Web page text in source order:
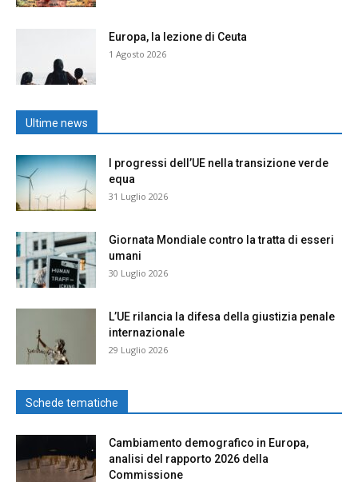
Europa, la lezione di Ceuta
1 Agosto 2026
Ultime news
I progressi dell’UE nella transizione verde
equa
31 Luglio 2026
Giornata Mondiale contro la tratta di esseri
umani
30 Luglio 2026
L’UE rilancia la difesa della giustizia penale
internazionale
29 Luglio 2026
Schede tematiche
Cambiamento demografico in Europa,
analisi del rapporto 2026 della
Commissione